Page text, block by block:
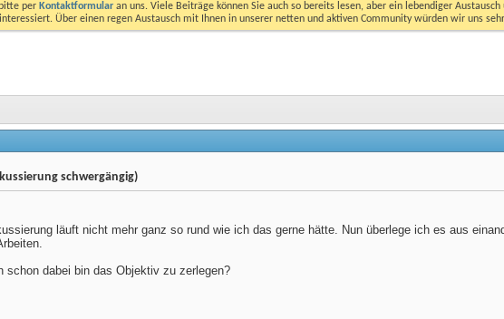
per Kontaktformular an uns. Viele Beiträge können Sie auch so bereits lesen, aber ein lebendiger
Über einen regen Austausch mit Ihnen in unserer netten und aktiven Community würden wir uns
schwergängig)
läuft nicht mehr ganz so rund wie ich das gerne hätte. Nun überlege ich es aus
dabei bin das Objektiv zu zerlegen?